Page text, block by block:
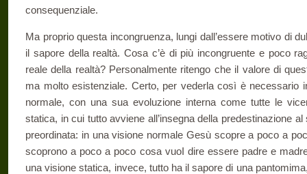
consequenziale.
Ma proprio questa incongruenza, lungi dall’essere motivo di
il sapore della realtà. Cosa c’è di più incongruente e poco
reale della realtà? Personalmente ritengo che il valore di
ma molto esistenziale. Certo, per ve­derla così è necessario
normale, con una sua evoluzione interna come tutte le
statica, in cui tutto avviene all’insegna della predesti­nazione
preordinata: in una vi­sione normale Gesù scopre a poco a
scoprono a poco a poco cosa vuoI dire essere padre e
una visione statica, invece, tutto ha il sapore di una